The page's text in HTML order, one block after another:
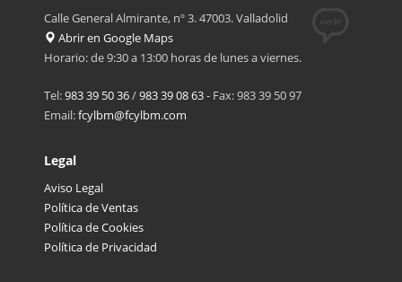
Calle General Almirante, nº 3. 47003. Valladolid
Abrir en Google Maps
Horario: de 9:30 a 13:00 horas de lunes a viernes.
Tel:983 39 50 36/983 39 08 63- Fax: 983 39 50 97
Email:fcylbm@fcylbm.com
Legal
Aviso Legal
Política de Ventas
Política de Cookies
Política de Privacidad